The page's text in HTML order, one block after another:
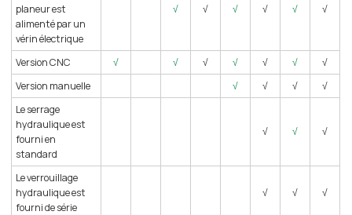
planeur est
alimenté par un
vérin électrique
√ √ √ √ √ √
Version CNC √ √ √ √ √ √
√
Version manuelle
√ √ √
√
Le serrage
hydraulique est
fourni en
standard
√ √ √
Le verrouillage
hydraulique est
fourni de série
√ √ √